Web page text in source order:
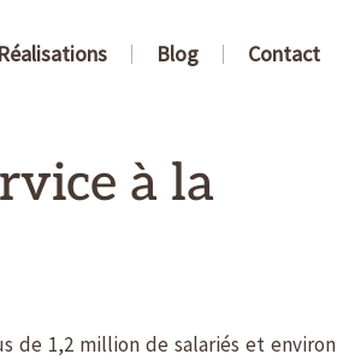
Réalisations Blog Contact
à la
de 1,2 million de salariés et environ